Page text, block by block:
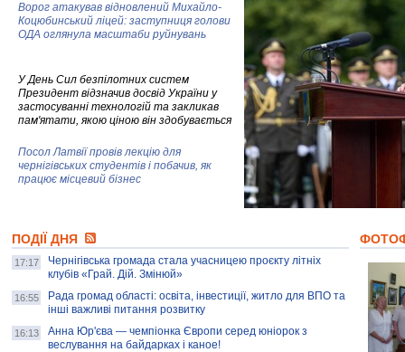
Ворог атакував відновлений Михайло-
Коцюбинський ліцей: заступниця голови
ОДА оглянула масштаби руйнувань
У День Сил безпілотних систем
Президент відзначив досвід України у
застосуванні технологій та закликав
пам'ятати, якою ціною він здобувається
Посол Латвії провів лекцію для
чернігівських студентів і побачив, як
працює місцевий бізнес
колекцію про війну, емоції та тварин
AB InBev Efes Україна підтримала
навчальний проєкт "Молодіжна бізнес-
школа", спрямований на розвиток
підприємництва у Чернігівській області
ПОДІЇ ДНЯ
17:17
Чернігівська громада стала учасницею проєкту літніх
клубів «Грай. Дій. Змінюй»
16:55
Рада громад області: освіта, інвестиції, житло для ВПО та
інші важливі питання розвитку
16:13
Анна Юр'єва — чемпіонка Європи серед юніорок з
веслування на байдарках і каное!